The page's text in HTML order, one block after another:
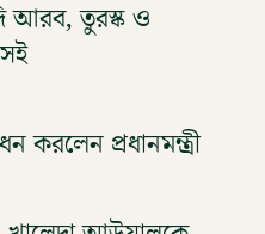
আরব, তুরস্ক ও
করলেন প্রধানমন্ত্রী